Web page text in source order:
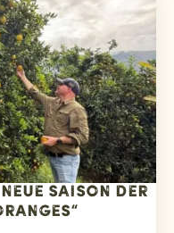
für
Pestizide
mit Fungiziden
Saison der